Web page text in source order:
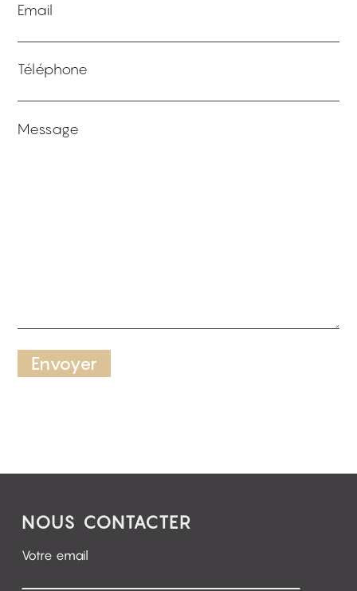
Email
Téléphone
Message
NOUS CONTACTER
Votre email